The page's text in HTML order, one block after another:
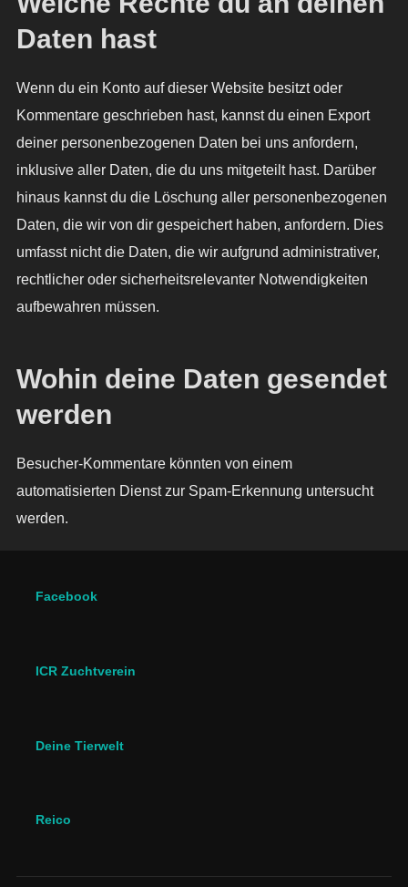
Daten hast
Wenn du ein Konto auf dieser Website besitzt oder
Kommentare geschrieben hast, kannst du einen Export
deiner personenbezogenen Daten bei uns anfordern,
inklusive aller Daten, die du uns mitgeteilt hast. Darüber
hinaus kannst du die Löschung aller personenbezogenen
Daten, die wir von dir gespeichert haben, anfordern. Dies
umfasst nicht die Daten, die wir aufgrund administrativer,
rechtlicher oder sicherheitsrelevanter Notwendigkeiten
aufbewahren müssen.
Wohin deine Daten gesendet
werden
Besucher-Kommentare könnten von einem
automatisierten Dienst zur Spam-Erkennung untersucht
werden.
Facebook
ICR Zuchtverein
Deine Tierwelt
Reico